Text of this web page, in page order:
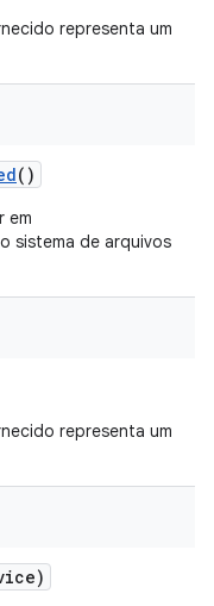
representa um
()
em
sistema de arquivos
representa um